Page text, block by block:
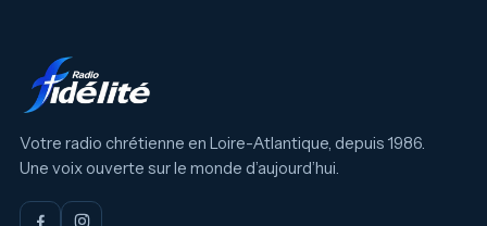
Votre radio chrétienne en Loire-Atlantique, depuis 1986.
Une voix ouverte sur le monde d’aujourd’hui.